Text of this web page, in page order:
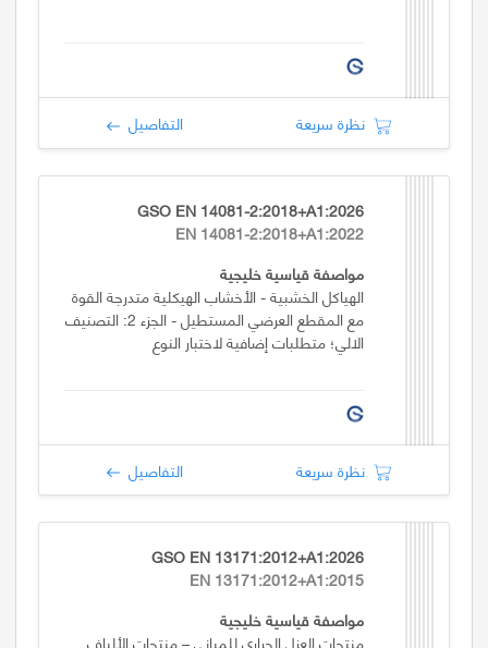
نظرة سريعة التفاصيل
GSO EN 14081-2:2018+A1:2026
EN 14081-2:2018+A1:2022
مواصفة قياسية خليجية
الهياكل الخشبية - الأخشاب الهيكلية متدرجة القوة
مع المقطع العرضي المستطيل - الجزء 2: التصنيف
الالي؛ متطلبات إضافية لاختبار النوع
نظرة سريعة التفاصيل
GSO EN 13171:2012+A1:2026
EN 13171:2012+A1:2015
مواصفة قياسية خليجية
منتجات العزل الحراري للمباني – منتجات الألياف